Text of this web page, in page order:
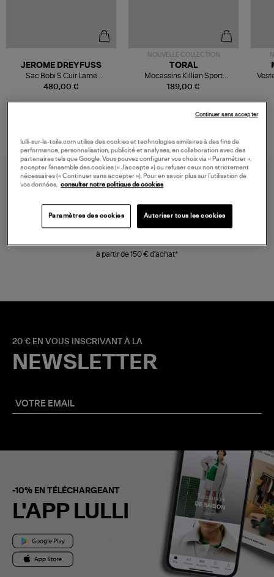
480,00 €
JEROME DREYFUSS
Sac Bobi S Cuir Lamé
Champagne
NOUVELLE COLLECTION
189,00 €
TORAL
Mocassins Killian Sport
Mousse
à partir de 150 € d'achat*
20 € EN VOUS INSCRIVANT À LA
NEWSLETTER
-10% EN TÉLÉCHARGEANT
L'APP LULLI
lulli-sur-la-toile.com utilise des cookies et technologies similaires à des fins de
performance, personnalisation, publicité et analyses, en collaboration avec des
partenaires tels que Google. Vous pouvez configurer vos choix via « Paramétrer »,
accepter l’ensemble des cookies (« J’accepte ») ou refuser ceux non strictement
nécessaires (« Continuer sans accepter »). Pour en savoir plus sur l’utilisation de
vos données, consulter notre politique de cookies
Paramètres des cookies Autoriser tous les cookies
Continuer sans accepter